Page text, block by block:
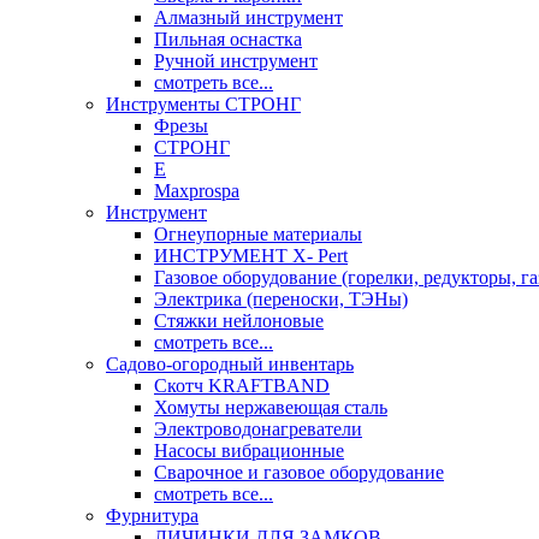
Алмазный инструмент
Пильная оснастка
Ручной инструмент
смотреть все...
Инструменты СТРОНГ
Фрезы
СТРОНГ
Е
Maxprospa
Инструмент
Огнеупорные материалы
ИНСТРУМЕНТ X- Pert
Газовое оборудование (горелки, редукторы,
Электрика (переноски, ТЭНы)
Стяжки нейлоновые
смотреть все...
Садово-огородный инвентарь
Скотч KRAFTBAND
Хомуты нержавеющая сталь
Электроводонагреватели
Насосы вибрационные
Сварочное и газовое оборудование
смотреть все...
Фурнитура